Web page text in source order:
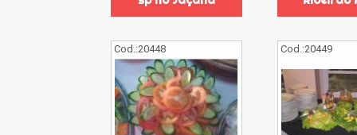
Cod.:20448 Cod.:20449